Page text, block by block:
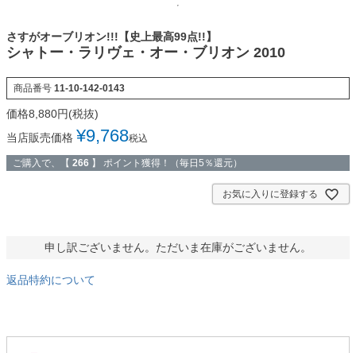
さすがオーブリオン!!!【史上最高99点!!】
シャトー・ラリヴェ・オー・ブリオン 2010
商品番号 11-10-142-0143
当店販売価格 ¥9,768税込
ご購入で、【 266 】 ポイント獲得！（毎日5％還元）
お気に入りに登録する
申し訳ございません。ただいま在庫がございません。
返品特約について